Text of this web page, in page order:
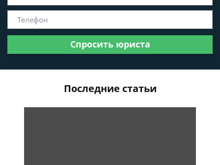
Спросить юриста
Последние статьи